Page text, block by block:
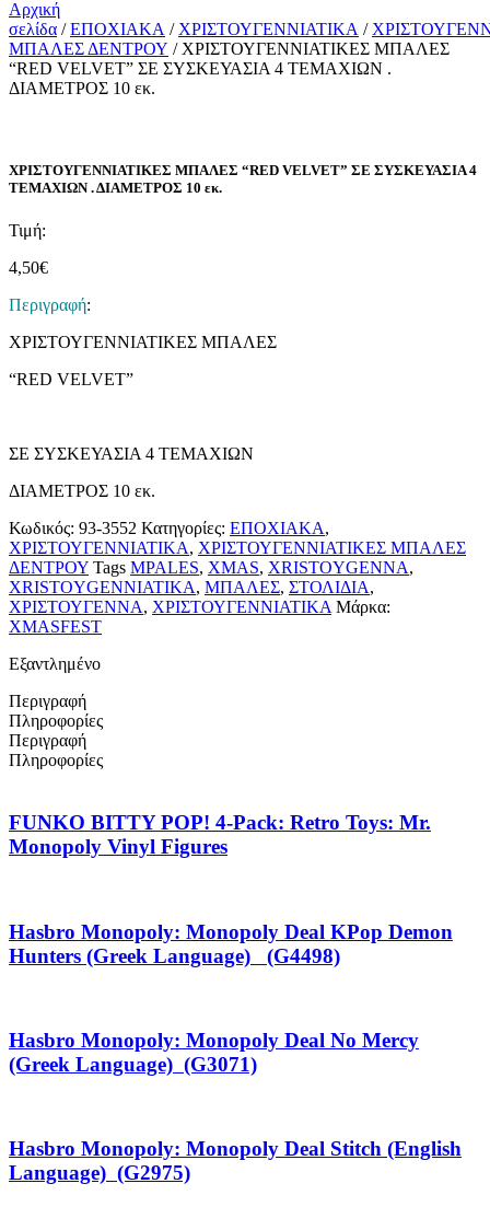
Αρχική
σελίδα /ΕΠΟΧΙΑΚΑ / ΧΡΙΣΤΟΥΓΕΝΝΙΑΤΙΚΑ /
ΜΠΑΛΕΣ ΔΕΝΤΡΟΥ / ΧΡΙΣΤΟΥΓΕΝΝΙΑΤΙΚΕΣ ΜΠΑΛΕΣ
“RED VELVET” ΣΕ ΣΥΣΚΕΥΑΣΙΑ 4 ΤΕΜΑΧΙΩΝ .
ΔΙΑΜΕΤΡΟΣ 10 εκ.
ΧΡΙΣΤΟΥΓΕΝΝΙΑΤΙΚΕΣ ΜΠΑΛΕΣ “RED VELVET” ΣΕ ΣΥΣΚΕΥΑΣΙΑ 4
ΤΕΜΑΧΙΩΝ . ΔΙΑΜΕΤΡΟΣ 10 εκ.
Τιμή:
4,50€
Περιγραφή:
ΧΡΙΣΤΟΥΓΕΝΝΙΑΤΙΚΕΣ ΜΠΑΛΕΣ
“RED VELVET”
ΣΕ ΣΥΣΚΕΥΑΣΙΑ 4 ΤΕΜΑΧΙΩΝ
ΔΙΑΜΕΤΡΟΣ 10 εκ.
Κωδικός: 93-3552 Κατηγορίες: ΕΠΟΧΙΑΚΑ,
ΧΡΙΣΤΟΥΓΕΝΝΙΑΤΙΚΑ, ΧΡΙΣΤΟΥΓΕΝΝΙΑΤΙΚΕΣ ΜΠΑΛΕΣ
ΔΕΝΤΡΟΥ Tags MPALES, XMAS, XRISTOYGENNA,
XRISTOYGENNIATIKA, ΜΠΑΛΕΣ, ΣΤΟΛΙΔΙΑ,
ΧΡΙΣΤΟΥΓΕΝΝΑ, ΧΡΙΣΤΟΥΓΕΝΝΙΑΤΙΚΑ Μάρκα:
XMASFEST
Εξαντλημένο
Περιγραφή
Πληροφορίες
Περιγραφή
Πληροφορίες
FUNKO BITTY POP! 4-Pack: Retro Toys: Mr.
Monopoly Vinyl Figures
Hasbro Monopoly: Monopoly Deal KPop Demon
Hunters (Greek Language) (G4498)
Hasbro Monopoly: Monopoly Deal No Mercy
(Greek Language) (G3071)
Hasbro Monopoly: Monopoly Deal Stitch (English
Language) (G2975)